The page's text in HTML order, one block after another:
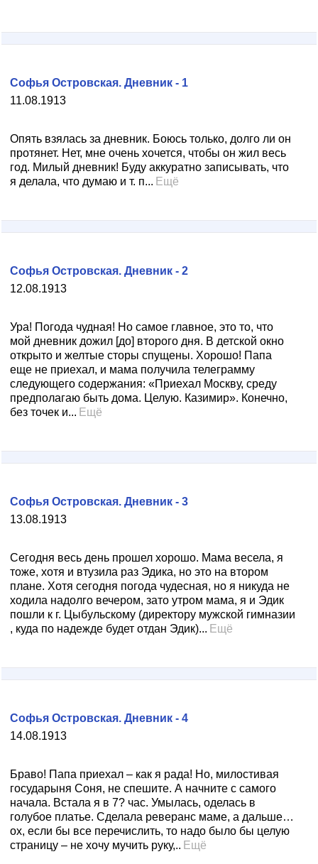
11.08.1913
Софья Островская. Дневник - 1
Опять взялась за дневник. Боюсь только, долго ли он
протянет. Нет, мне очень хочется, чтобы он жил весь
год. Милый дневник! Буду аккуратно записывать, что
я делала, что думаю и т. п... Ещё
12.08.1913
Софья Островская. Дневник - 2
Ура! Погода чудная! Но самое главное, это то, что
мой дневник дожил [до] второго дня. В детской окно
открыто и желтые сторы спущены. Хорошо! Папа
еще не приехал, и мама получила телеграмму
следующего содержания: «Приехал Москву, среду
предполагаю быть дома. Целую. Казимир». Конечно,
без точек и... Ещё
13.08.1913
Софья Островская. Дневник - 3
Сегодня весь день прошел хорошо. Мама весела, я
тоже, хотя и втузила раз Эдика, но это на втором
плане. Хотя сегодня погода чудесная, но я никуда не
ходила надолго вечером, зато утром мама, я и Эдик
пошли к г. Цыбульскому (директору мужской гимназии
, куда по надежде будет отдан Эдик)... Ещё
14.08.1913
Софья Островская. Дневник - 4
Браво! Папа приехал – как я рада! Но, милостивая
государыня Соня, не спешите. А начните с самого
начала. Встала я в 7? час. Умылась, оделась в
голубое платье. Сделала реверанс маме, а дальше…
ох, если бы все перечислить, то надо было бы целую
страницу – не хочу мучить руку,.. Ещё